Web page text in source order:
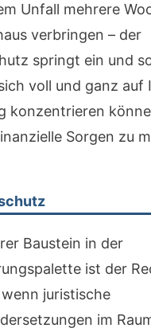
Unfall mehrere
verbringen – der
springt ein und
voll und ganz auf
konzentrieren
Sorgen zu
Baustein in der
ist der
juristische
im